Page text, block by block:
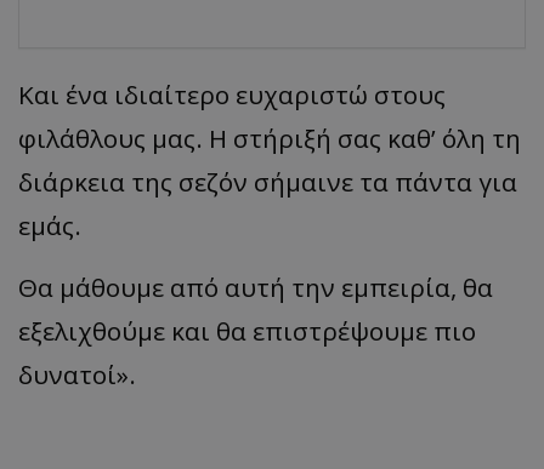
Και ένα ιδιαίτερο ευχαριστώ στους
φιλάθλους μας. Η στήριξή σας καθ’ όλη τη
διάρκεια της σεζόν σήμαινε τα πάντα για
εμάς.
Θα μάθουμε από αυτή την εμπειρία, θα
εξελιχθούμε και θα επιστρέψουμε πιο
δυνατοί».